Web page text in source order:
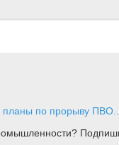
по прорыву ПВО...